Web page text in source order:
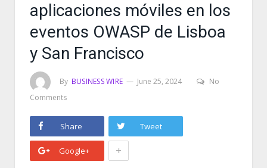
aplicaciones móviles en los
eventos OWASP de Lisboa
y San Francisco
By BUSINESS WIRE June 25, 2024
No
Comments
Share Tweet
Google+ +